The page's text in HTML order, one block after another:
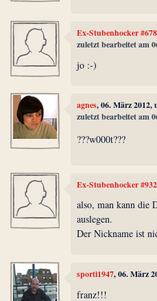
Ex-Stubenhocker
zuletzt bearbeitet am
jo :-)
agnes, 06. März 2012,
zuletzt bearbeitet am
???w000t???
Ex-Stubenhocker
also, man kann die
auslegen.
Der Nickname ist
sporti1947, 06. März
franz!!!